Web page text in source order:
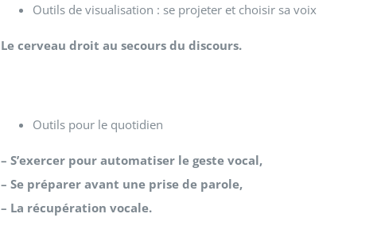
Outils de visualisation : se projeter et choisir sa voix
Le cerveau droit au secours du discours.
Outils pour le quotidien
– S’exercer pour automatiser le geste vocal,
– Se préparer avant une prise de parole,
– La récupération vocale.